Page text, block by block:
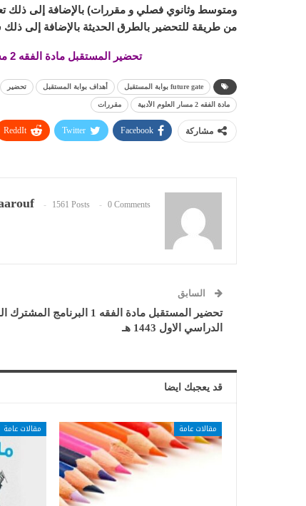
ومتوسط وثانوي فصلي و مقررات) بالإضافة إلى ذلك
من طريقة للتحضير بالطرق الحديثة بالإضافة إلى
تحضير المستقبل مادة الفقه 2 مسار العلوم الأدبية الفصل الدراسي الاول 1443 هـ
future gate بوابة المستقبل أهداف بوابة المستقبل تحضير
مادة الفقه 2 مسار العلوم الأدبية مقررات
مشاركة Facebook
Twitter
ReddIt
1561 Posts 0 Comments
السابق
تحضير المستقبل مادة الفقه 1 البرنامج
الدراسي الاول 1443 هـ
قد يعجبك ايضا
مقالات عامة مقالات عامة